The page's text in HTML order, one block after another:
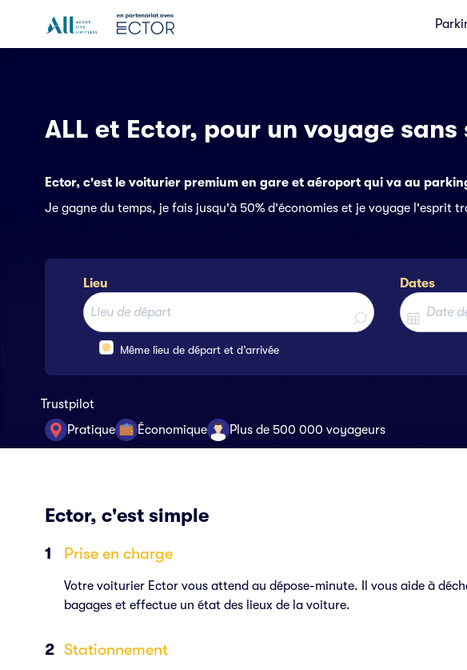
ALL et Ector, pour un voyage
Ector, c'est le voiturier premium en gare et aéroport qui va au
Je gagne du temps, je fais jusqu'à 50% d'économies et je voyage l'esprit
Lieu
Même lieu de départ et d’arrivée
Dates
Trustpilot
Pratique
Économique Plus de 500 000 voyageurs
Ector, c'est simple
Prise en charge
Votre voiturier Ector vous attend au dépose-minute. Il vous aide à
bagages et effectue un état des lieux de la voiture.
Stationnement